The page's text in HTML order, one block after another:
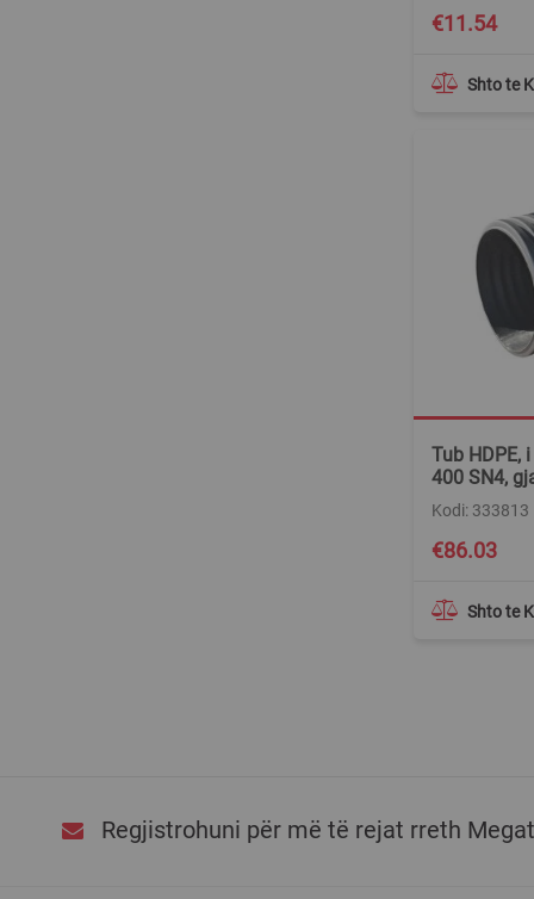
Shto te
€11.54
Tub HDPE,
400 SN4,
Kodi: 333813
Shto te
€86.03
Regjistrohuni për më të rejat rreth